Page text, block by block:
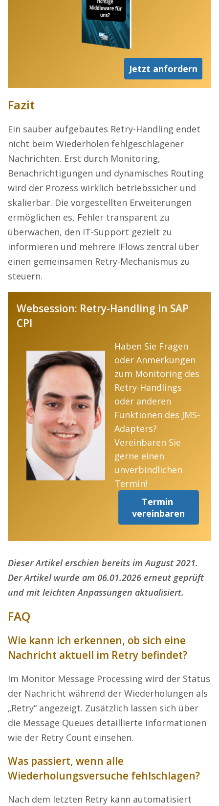
Jetzt anfordern
Fazit
Ein sauber aufgebautes Retry-Handling endet
nicht beim Wiederholen fehlgeschlagener
Nachrichten. Erst durch Monitoring,
Benachrichtigungen und dynamisches Routing
wird der Prozess wirklich betriebssicher und
skalierbar. Die vorgestellten Erweiterungen
ermöglichen es, Fehler transparent zu
überwachen, den IT-Support gezielt zu
informieren und mehrere IFlows zentral über
einen gemeinsamen Retry-Mechanismus zu
steuern.
Websession: Retry-Handling in SAP
CPI
Haben Sie Fragen
oder Anmerkungen
zum Monitoring des
Retry-Handlings
oder anderen
Funktionen des JMS-
Adapters?
Vereinbaren Sie
gerne einen
unverbindlichen
Termin!
Termin
vereinbaren
Dieser Artikel erschien bereits im August 2021.
Der Artikel wurde am 06.01.2026 erneut geprüft
und mit leichten Anpassungen aktualisiert.
FAQ
Wie kann ich erkennen, ob sich eine
Nachricht aktuell im Retry befindet?
Im Monitor Message Processing wird der Status
der Nachricht während der Wiederholungen als
„Retry“ angezeigt. Zusätzlich lassen sich über
die Message Queues detaillierte Informationen
wie der Retry Count einsehen.
Was passiert, wenn alle
Wiederholungsversuche fehlschlagen?
Nach dem letzten Retry kann automatisiert